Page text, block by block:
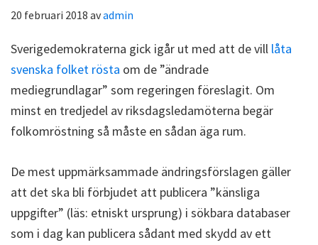
20 februari 2018 avadmin
Sverigedemokraterna gick igår ut med att de vill låta
svenska folket rösta om de ”ändrade
mediegrundlagar” som regeringen föreslagit. Om
minst en tredjedel av riksdagsledamöterna begär
folkomröstning så måste en sådan äga rum.
De mest uppmärksammade ändringsförslagen gäller
att det ska bli förbjudet att publicera ”känsliga
uppgifter” (läs: etniskt ursprung) i sökbara databaser
som i dag kan publicera sådant med skydd av ett